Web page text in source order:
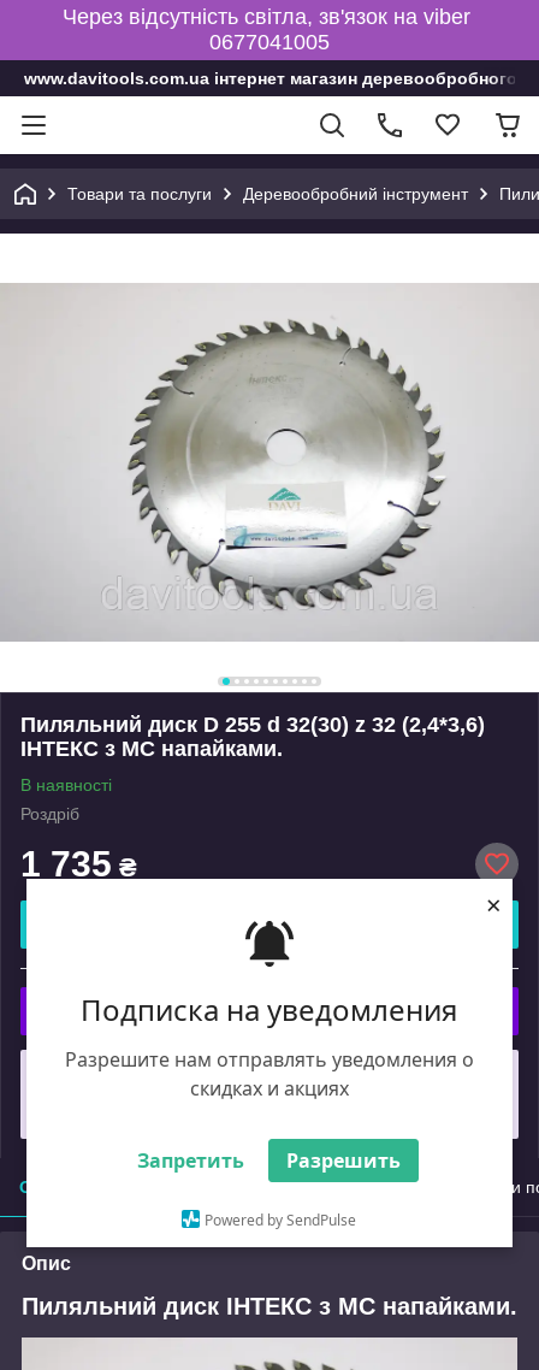
Подписка на уведомления
Разрешите нам отправлять уведомления о
скидках и акциях
Запретить Разрешить
Powered by SendPulse
×
Через відсутність світла, зв'язок на viber
0677041005
www.davitools.com.ua інтернет магазин деревообробного
Товари та послуги Деревообробний інструмент
Пиляльний диск D 255 d 32(30) z 32 (2,4*3,6)
ІНТЕКС з МС напайками.
В наявності
Роздріб
1 735 ₴
Купити
або
Купити з
Що таке купити з Пром?
Опис Доставка Оплата Умови
Опис
Пиляльний диск ІНТЕКС з МС напайками.